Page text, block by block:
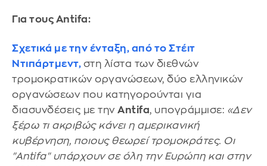
Για τους Antifa:
Σχετικά με την ένταξη, από το Στέιτ
Ντιπάρτμεντ, στη λίστα των διεθνών
τρομοκρατικών οργανώσεων, δύο ελληνικών
οργανώσεων που κατηγορούνται για
διασυνδέσεις με την Antifa, υπογράμμισε: «Δεν
ξέρω τι ακριβώς κάνει η αμερικανική
κυβέρνηση, ποιους θεωρεί τρομοκράτες. Οι
"Αntifa" υπάρχουν σε όλη την Ευρώπη και στην